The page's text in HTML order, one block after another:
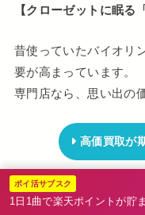
ポイ活サブスク
1日1曲で楽天ポイントが貯
【クローゼットに眠る
昔使っていたバイオリ
要が高まっています。
専門店なら、思い出の
高価買取が
楽器店 ミュージックkey